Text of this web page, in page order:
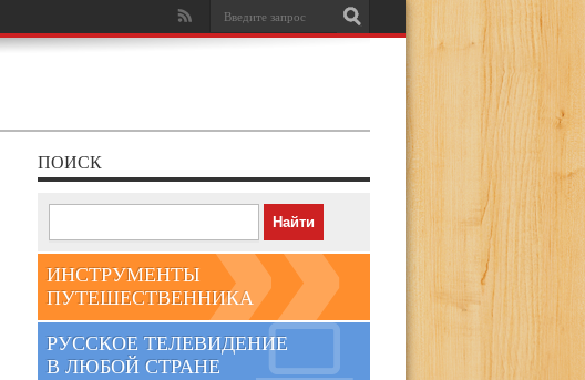
ПОИСК
ИНСТРУМЕНТЫ
ПУТЕШЕСТВЕННИКА
РУССКОЕ ТЕЛЕВИДЕНИЕ
В ЛЮБОЙ СТРАНЕ